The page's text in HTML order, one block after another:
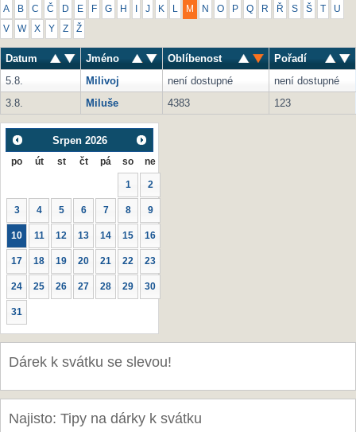
A B C Č D E F G H J K M N O P Q R Ř S Š U
V W X Y Z Ž
Datum Jméno Oblíbenost
Pořadí
5.8.
Milivoj není dostupné
není dostupné
3.8.
Miluše 4383 123
Srpen 2026
po út st čt pá so ne
1 2
3 4 5 6 7 8 9
10 11 12 13 14 15 16
17 18 19 20 21 22 23
24 25 26 27 28 29 30
31
Dárek k svátku se slevou!
Najisto: Tipy na dárky k svátku